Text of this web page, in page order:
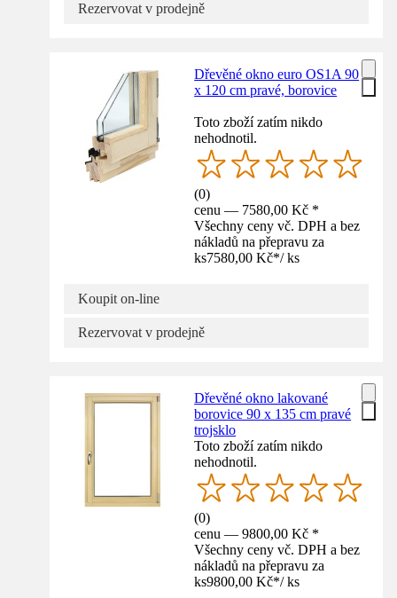
Rezervovat v prodejně
Dřevěné okno euro OS1A 90
x 120 cm pravé, borovice
Toto zboží zatím nikdo
nehodnotil.
(0)
cenu — 7580,00 Kč *
Všechny ceny vč. DPH a bez
nákladů na přepravu za
ks7580,00 Kč*/ ks
Koupit on-line
Rezervovat v prodejně
Dřevěné okno lakované
borovice 90 x 135 cm pravé
trojsklo
Toto zboží zatím nikdo
nehodnotil.
(0)
cenu — 9800,00 Kč *
Všechny ceny vč. DPH a bez
nákladů na přepravu za
ks9800,00 Kč*/ ks